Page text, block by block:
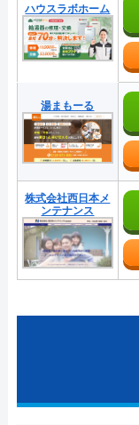
ハウスラボホーム
湯まもーる
株式会社西日本メ
ンテナンス